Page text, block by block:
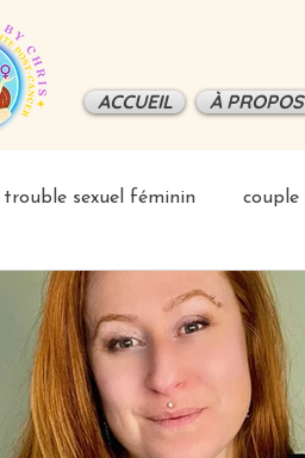
ACCUEIL À PROPOS
trouble sexuel féminin couple
éducation/information